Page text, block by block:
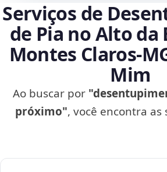
Serviços de
de Pia no Alto da
Montes
Mim
Ao buscar por
próximo", você encontra as